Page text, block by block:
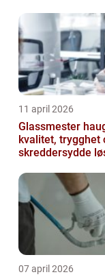
11 april 2026
Glassmester
kvalitet, trygghet
skreddersydde
07 april 2026